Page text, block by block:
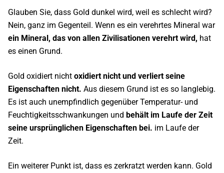
Glauben Sie, dass Gold dunkel wird, weil es schlecht wird?
Nein, ganz im Gegenteil. Wenn es ein verehrtes Mineral war
ein Mineral, das von allen Zivilisationen verehrt wird, hat
es einen Grund.
Gold oxidiert nicht oxidiert nicht und verliert seine
Eigenschaften nicht. Aus diesem Grund ist es so langlebig.
Es ist auch unempfindlich gegenüber Temperatur- und
Feuchtigkeitsschwankungen und behält im Laufe der Zeit
seine ursprünglichen Eigenschaften bei. im Laufe der
Zeit.
Ein weiterer Punkt ist, dass es zerkratzt werden kann. Gold